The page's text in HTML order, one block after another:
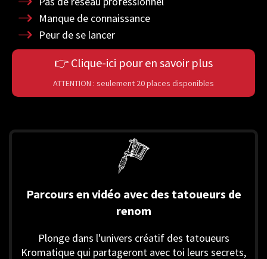
Manque de connaissance
Peur de se lancer
👉 Clique-ici pour en savoir plus
ATTENTION : seulement 20 places disponibles
Parcours en vidéo avec des tatoueurs de
renom
Plonge dans l'univers créatif des tatoueurs
Kromatique qui partageront avec toi leurs secrets,